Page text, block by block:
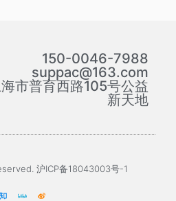
150-0046-7988
suppac@163.com
海市普育西路105号公益
新天地
沪ICP备18043003号-1